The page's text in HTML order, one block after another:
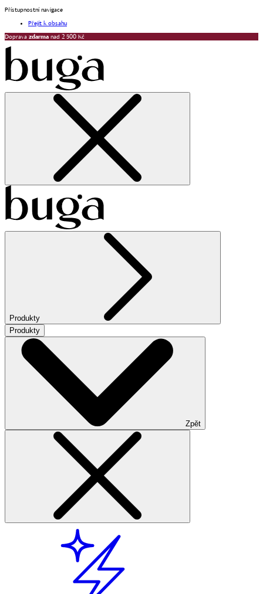
Přístupnostní navigace
Přejít k obsahu
Doprava zdarma nad 2 500 Kč
Produkty
Produkty
Zpět